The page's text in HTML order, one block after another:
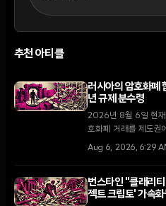
추천 아티클
러시아의 암호화폐
년 규제 분수령
2026년 8월 6일 현재
호화폐 거래를 제도권
법안 처리를 두고 8월
Aug 6, 2026, 6:29
번스타인 "클래리
젝트 크립토' 가속